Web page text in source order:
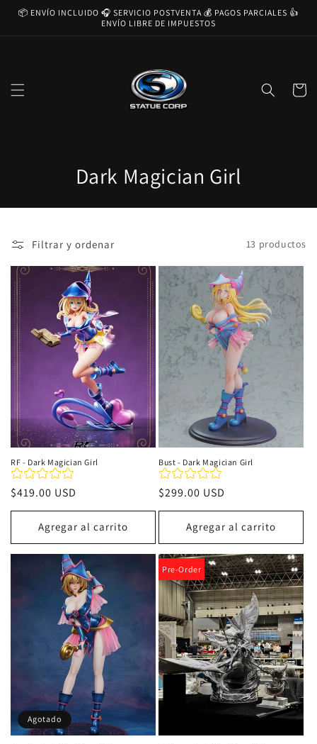
directamente
📦 ENVÍO INCLUIDO 🎧 SERVICIO POSTVENTA 💰 PAGOS PARCIALES 👍
ENVÍO LIBRE DE IMPUESTOS
Carrito
C
o
e
c
c
i
ó
n
:
Dark Magician Girl
Filtrar y ordenar 13 productos
RF - Dark Magician Girl
Precio
habitual
$419.00 USD
Agregar al carrito
Bust - Dark Magician Girl
Precio
habitual
$299.00 USD
Agregar al carrito
Agotado
Pre-Order